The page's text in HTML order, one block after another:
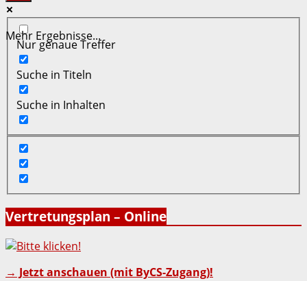
Mehr Ergebnisse...
Nur genaue Treffer
Suche in Titeln
Suche in Inhalten
Vertretungsplan – Online
→ Jetzt anschauen (mit ByCS-Zugang)!